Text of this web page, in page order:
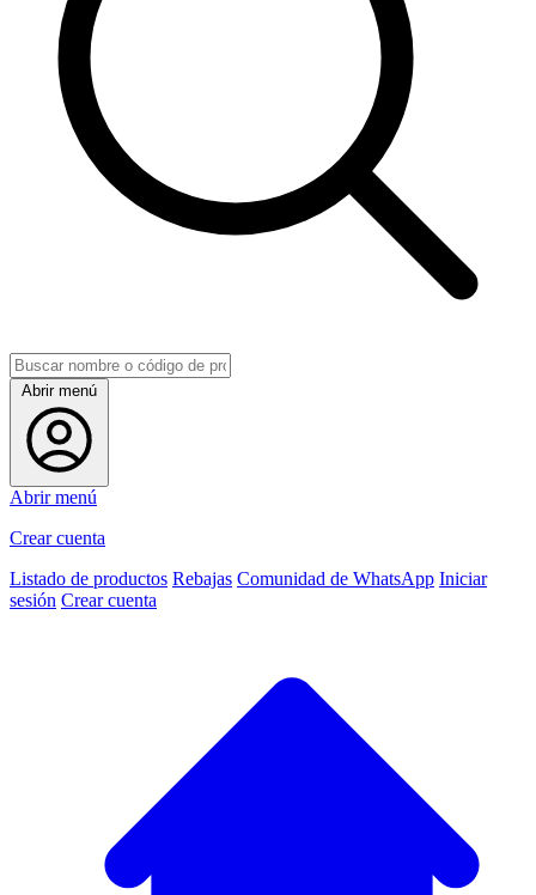
Abrir menú
Abrir menú
Crear cuenta
Listado de productos Rebajas Comunidad de WhatsApp Iniciar
sesión Crear cuenta